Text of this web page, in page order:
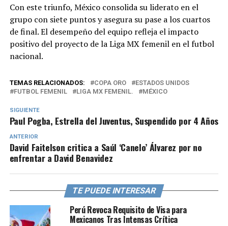
Con este triunfo, México consolida su liderato en el
grupo con siete puntos y asegura su pase a los cuartos
de final. El desempeño del equipo refleja el impacto
positivo del proyecto de la Liga MX femenil en el futbol
nacional.
TEMAS RELACIONADOS: COPA ORO
ESTADOS UNIDOS
FUTBOL FEMENIL
LIGA MX FEMENIL. MÉXICO
SIGUIENTE
Paul Pogba, Estrella del Juventus, Suspendido por 4 Años
ANTERIOR
David Faitelson critica a Saúl ‘Canelo’ Álvarez por no
enfrentar a David Benavidez
TE PUEDE INTERESAR
Perú Revoca Requisito de Visa para
Mexicanos Tras Intensas Crítica